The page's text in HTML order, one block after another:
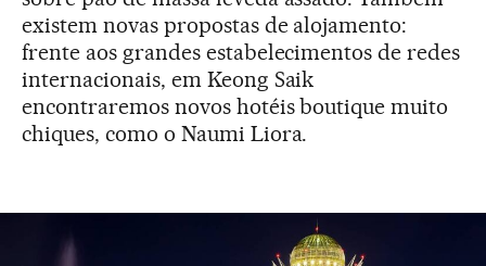
existem novas propostas de alojamento:
frente aos grandes estabelecimentos de redes
internacionais, em Keong Saik
encontraremos novos hotéis boutique muito
chiques, como o Naumi Liora.